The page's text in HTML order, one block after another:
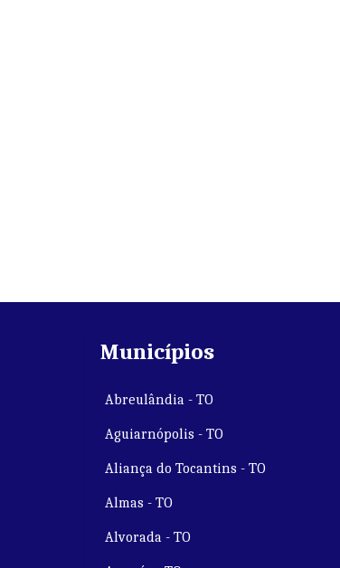
Municípios
Abreulândia - TO
Aguiarnópolis - TO
Aliança do Tocantins - TO
Almas - TO
Alvorada - TO